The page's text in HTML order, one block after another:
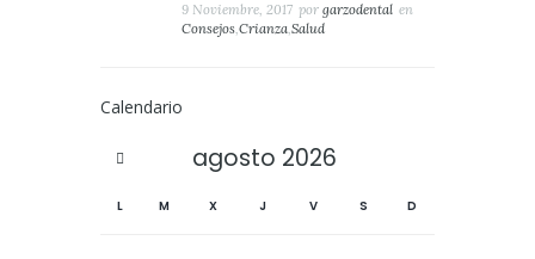
9 Noviembre, 2017 por garzodental en
Consejos,Crianza,Salud
Calendario
agosto 2026
L M X J V S D